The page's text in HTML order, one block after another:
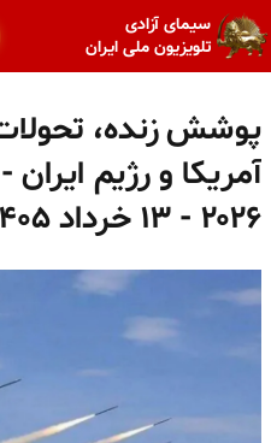
سیمای آزادی
تلویزیون ملی ایران
پوشش زنده،
۲۰۲۶ - ۱۳ خرداد ۱۴۰۵